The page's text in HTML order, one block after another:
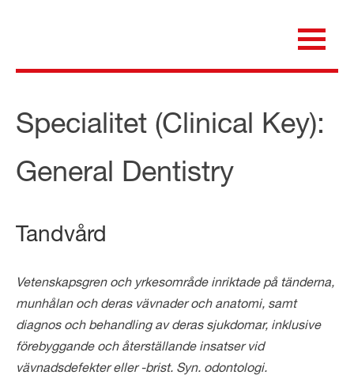
för dig som är anställd inom Region Kalmar län
Specialitet (Clinical Key):
General Dentistry
Tandvård
Vetenskapsgren och yrkesområde inriktade på tänderna,
munhålan och deras vävnader och anatomi, samt
diagnos och behandling av deras sjukdomar, inklusive
förebyggande och återställande insatser vid
vävnadsdefekter eller -brist. Syn. odontologi.